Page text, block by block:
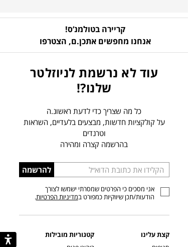
קריירה בטולמנ’ס!
אנחנו מחפשים אתכן.ם, הצטרפו
עוד לא נרשמת לניוזלטר
שלנו?!
כל מה שצריך כדי לדעת ראשונ.ה
על קולקציות חדשות, מבצעים בלעדיים, השראות
וטרנדים
בהרשמה קצרה ומהירה
הכניסו
כתובת
דוא”ל
להרשמה
אני מסכים כי הפרטים שמסרתי ישמשו לצורך
הודעות/תכן שיווקיות כמפורט במדיניות הפרטיות.
קצת עלינו
קטגוריות מובילות